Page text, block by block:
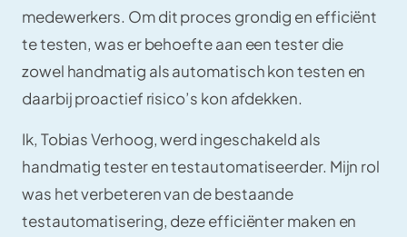
medewerkers. Om dit proces grondig en efficiënt
te testen, was er behoefte aan een tester die
zowel handmatig als automatisch kon testen en
daarbij proactief risico’s kon afdekken.
Ik, Tobias Verhoog, werd ingeschakeld als
handmatig tester en testautomatiseerder. Mijn rol
was het verbeteren van de bestaande
testautomatisering, deze efficiënter maken en